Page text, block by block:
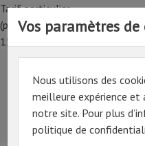
Tarif particulier,
(professionnel, connectez-vous
15%)
Tarif
(professionnel,
07 69 94 13 47
Vos paramètres de
Nous utilisons des
meilleure expérience et
notre site. Pour plus
politique de